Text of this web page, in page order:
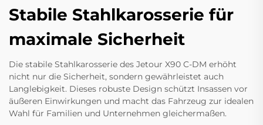
Stabile Stahlkarosserie für
maximale Sicherheit
Die stabile Stahlkarosserie des Jetour X90 C-DM erhöht
nicht nur die Sicherheit, sondern gewährleistet auch
Langlebigkeit. Dieses robuste Design schützt Insassen vor
äußeren Einwirkungen und macht das Fahrzeug zur idealen
Wahl für Familien und Unternehmen gleichermaßen.